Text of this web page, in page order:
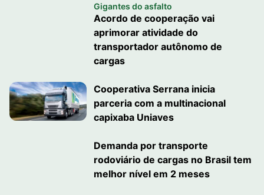
Gigantes do asfalto
Acordo de cooperação vai
aprimorar atividade do
transportador autônomo de
cargas
Cooperativa Serrana inicia
parceria com a multinacional
capixaba Uniaves
Demanda por transporte
rodoviário de cargas no Brasil tem
melhor nível em 2 meses